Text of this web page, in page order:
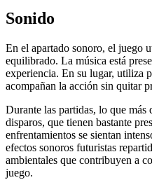
Sonido
En el apartado sonoro, el juego
equilibrado. La música está
experiencia. En su lugar, utiliza
acompañan la acción sin quitar
Durante las partidas, lo que más
disparos, que tienen bastante
enfrentamientos se sientan
efectos sonoros futuristas
ambientales que contribuyen a
juego.